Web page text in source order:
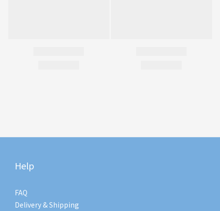
Help
FAQ
Delivery & Shipping